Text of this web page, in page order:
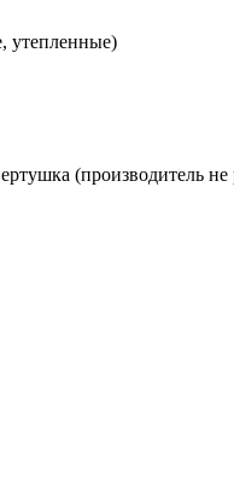
утепленные)
(производитель